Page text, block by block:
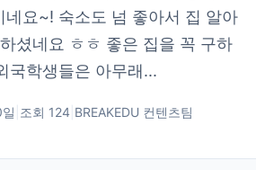
네요~! 숙소도 넘 좋아서 집 알아
셨네요 ㅎㅎ 좋은 집을 꼭 구하
국학생들은 아무래...
조회 124| BREAKEDU 컨텐츠팀